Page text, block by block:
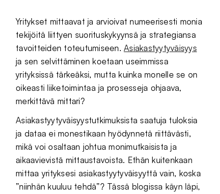
Yritykset mittaavat ja arvioivat numeerisesti monia
tekijöitä liittyen suorituskykyynsä ja strategiansa
tavoitteiden toteutumiseen.Asiakastyytyväisyys
ja sen selvittäminen koetaan useimmissa
yrityksissä tärkeäksi, mutta kuinka monelle se on
oikeasti liiketoimintaa ja prosesseja ohjaava,
merkittävä mittari?
Asiakastyytyväisyystutkimuksista saatuja tuloksia
ja dataa ei monestikaan hyödynnetä riittävästi,
mikä voi osaltaan johtua monimutkaisista ja
aikaavievistä mittaustavoista. Ethän kuitenkaan
mittaa yrityksesi asiakastyytyväisyyttä vain, koska
”niinhän kuuluu tehdä”? Tässä blogissa käyn läpi,